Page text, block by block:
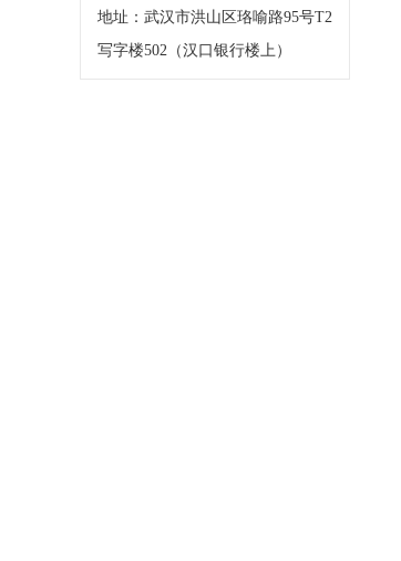
地址：武汉市洪山区珞喻路95号T2
写字楼502（汉口银行楼上）